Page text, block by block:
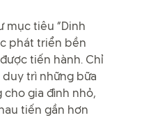
mục tiêu “Dinh
phát triển bền
tiến hành. Chỉ
trì những bữa
gia đình nhỏ,
tiến gần hơn